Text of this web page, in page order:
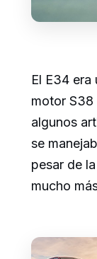
El E34
motor S38
algunos
se
pesar de
mucho